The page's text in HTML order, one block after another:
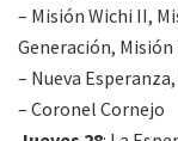
– Misión Wichi II,
Generación,
– Nueva
– Coronel Cornejo